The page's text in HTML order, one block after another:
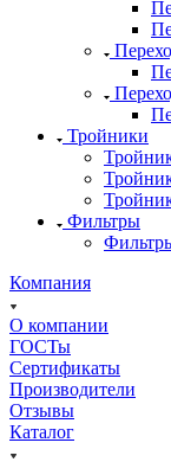
Тройники
Фильтры
Компания
О компании
ГОСТы
Сертификаты
Производители
Отзывы
Каталог